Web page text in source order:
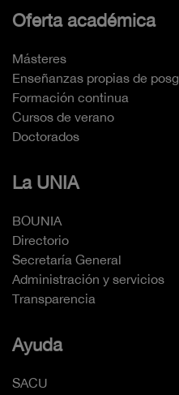
Oferta académica
Másteres
Enseñanzas propias de
Formación continua
Cursos de verano
Doctorados
La UNIA
BOUNIA
Directorio
Secretaría General
Administración y servicios
Transparencia
Ayuda
SACU